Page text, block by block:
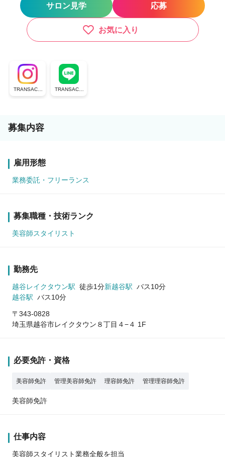
サロン見学 応募
お気に入り
TRANSACTI
ON group
TRANSACTI
ON公式ライ
募集内容
雇用形態
業務委託・フリーランス
募集職種・技術ランク
美容師スタイリスト
勤務先
越谷レイクタウン駅 徒歩1分新越谷駅 バス10分
越谷駅 バス10分
〒343-0828
埼玉県越谷市レイクタウン８丁目４−４ 1F
必要免許・資格
美容師免許 管理美容師免許 理容師免許 管理理容師免許
美容師免許
仕事内容
美容師スタイリスト業務全般を担当